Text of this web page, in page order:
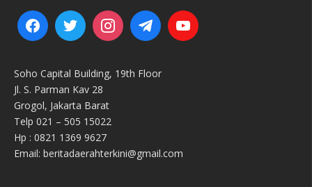
Soho Capital Building, 19th Floor
Jl. S. Parman Kav 28
Grogol, Jakarta Barat
Telp 021 – 505 15022
Hp : 0821 1369 9627
Email: beritadaerahterkini@gmail.com